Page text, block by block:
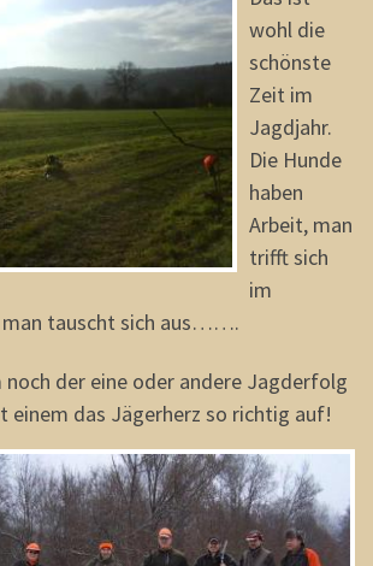
wohl die
schönste
Zeit im
Jagdjahr.
Die Hunde
haben
Arbeit, man
trifft sich
im
man tauscht sich aus…….
noch der eine oder andere Jagderfolg
einem das Jägerherz so richtig auf!